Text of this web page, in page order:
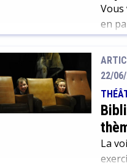
Vous
en
?
qui
22/
La